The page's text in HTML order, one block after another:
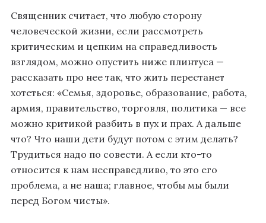
Священник считает, что любую сторону
человеческой жизни, если рассмотреть
критическим и цепким на справедливость
взглядом, можно опустить ниже плинтуса —
рассказать про нее так, что жить перестанет
хотеться: «Семья, здоровье, образование, работа,
армия, правительство, торговля, политика — все
можно критикой разбить в пух и прах. А дальше
что? Что наши дети будут потом с этим делать?
Трудиться надо по совести. А если кто-то
относится к нам несправедливо, то это его
проблема, а не наша; главное, чтобы мы были
перед Богом чисты».